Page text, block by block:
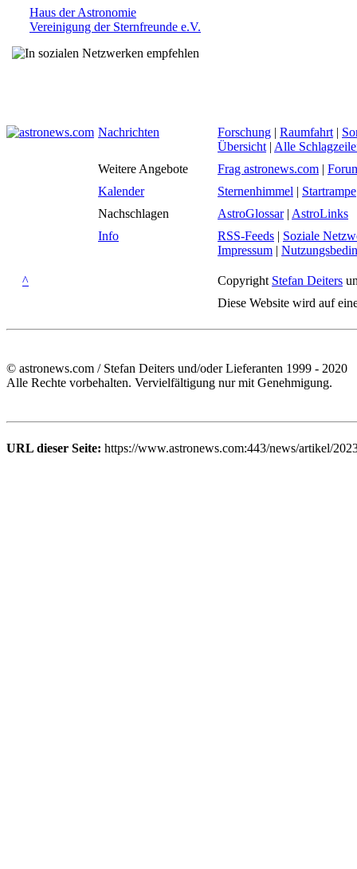
Haus der Astronomie
Vereinigung der Sternfreunde e.V.
Nachrichten Forschung | Raumfahrt |
Übersicht | Alle
Weitere Angebote
Frag astronews.com |
Kalender
Sternenhimmel | Startrampe
Nachschlagen
AstroGlossar| AstroLinks
Info
RSS-Feeds | Soziale
Impressum |
^ Copyright Stefan Deiters
Diese Website wird auf
© astronews.com / Stefan Deiters und/oder Lieferanten 1999 - 2020
Alle Rechte vorbehalten. Vervielfältigung nur mit Genehmigung.
URL dieser Seite: https://www.astronews.com:443/news/artikel/